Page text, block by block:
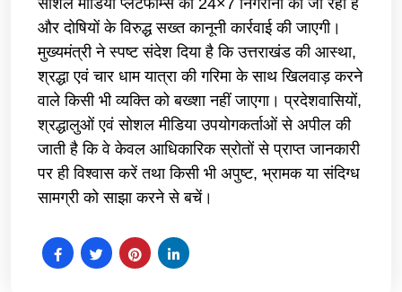
और दोषियों के विरुद्ध सख्त कानूनी कार्रवाई की जाएगी।
मुख्यमंत्री ने स्पष्ट संदेश दिया है कि उत्तराखंड की आस्था,
श्रद्धा एवं चार धाम यात्रा की गरिमा के साथ खिलवाड़ करने
वाले किसी भी व्यक्ति को बख्शा नहीं जाएगा। प्रदेशवासियों,
श्रद्धालुओं एवं सोशल मीडिया उपयोगकर्ताओं से अपील की
जाती है कि वे केवल आधिकारिक स्रोतों से प्राप्त जानकारी
पर ही विश्वास करें तथा किसी भी अपुष्ट, भ्रामक या संदिग्ध
सामग्री को साझा करने से बचें।